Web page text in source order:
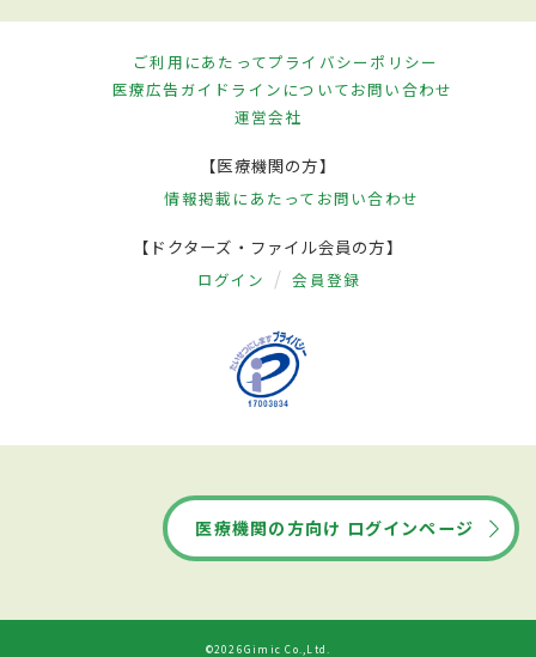
ご利用にあたってプライバシーポリシー
医療広告ガイドラインについてお問い合わせ
運営会社
【医療機関の方】
情報掲載にあたって お問い合わせ
【ドクターズ・ファイル会員の方】
ログイン 会員登録
医療機関の方向け ログインページ
©2026Gimic Co.,Ltd.